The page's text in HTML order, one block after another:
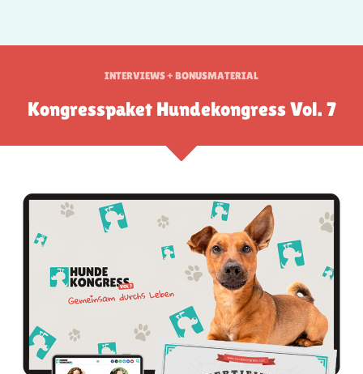
INTERVIEWS + BONUSMATERIAL
Kongresspaket Hundekongress Vol. 7